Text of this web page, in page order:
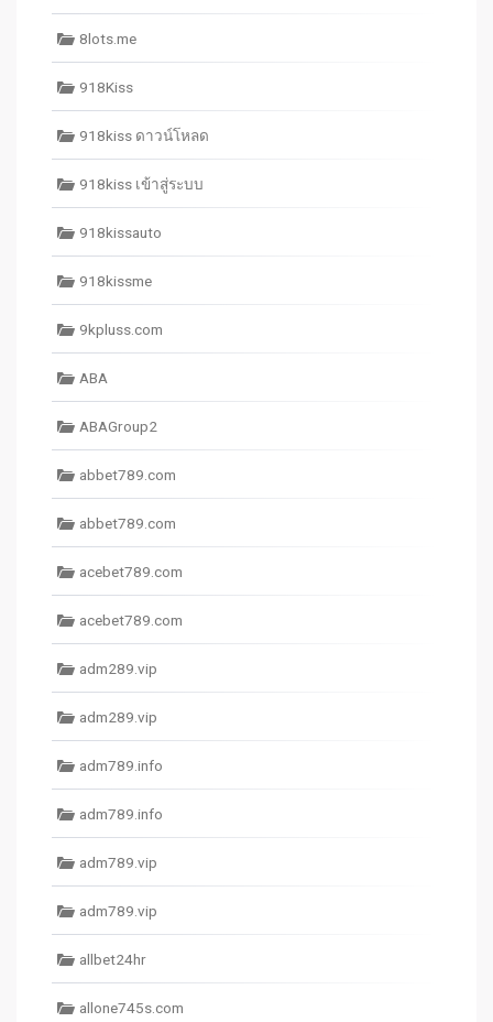
8lots.me
918Kiss
918kiss ดาวน์โหลด
918kiss เข้าสู่ระบบ
918kissauto
918kissme
9kpluss.com
ABA
ABAGroup2
abbet789.com
abbet789.com
acebet789.com
acebet789.com
adm289.vip
adm289.vip
adm789.info
adm789.info
adm789.vip
adm789.vip
allbet24hr
allone745s.com